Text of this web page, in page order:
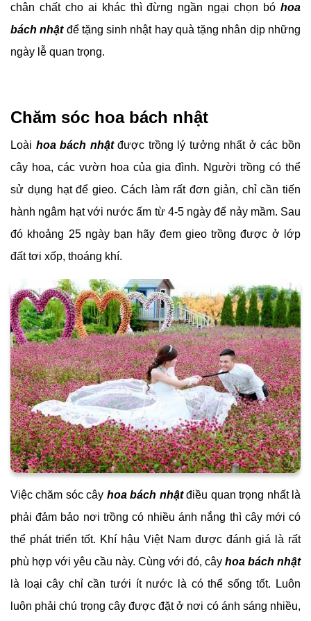
chân chất cho ai khác thì đừng ngần ngại chọn bó hoa
bách nhậtđể tặng sinh nhật hay quà tặng nhân dịp những
ngày lễ quan trọng.
Chăm sóc hoa bách nhật
Loài hoa bách nhậtđược trồng lý tưởng nhất ở các bồn
cây hoa, các vườn hoa của gia đình. Người trồng có thể
sử dụng hạt để gieo. Cách làm rất đơn giản, chỉ cần tiến
hành ngâm hạt với nước ấm từ 4-5 ngày để nảy mầm. Sau
đó khoảng 25 ngày bạn hãy đem gieo trồng được ở lớp
đất tơi xốp, thoáng khí.
Việc chăm sóc cây hoa bách nhậtđiều quan trọng nhất là
phải đảm bảo nơi trồng có nhiều ánh nắng thì cây mới có
thể phát triển tốt. Khí hậu Việt Nam được đánh giá là rất
phù hợp với yêu cầu này. Cùng với đó, cây hoa bách nhật
là loại cây chỉ cần tưới ít nước là có thể sống tốt. Luôn
luôn phải chú trọng cây được đặt ở nơi có ánh sáng nhiều,